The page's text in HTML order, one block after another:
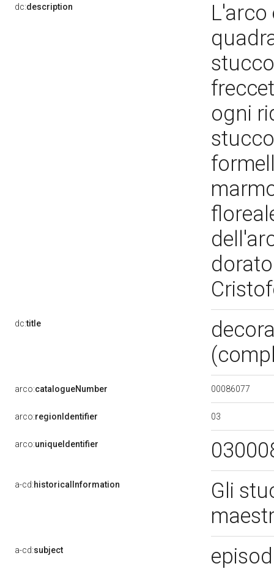
dc:description
L'arco
ogni
dc:title
arco:catalogueNumber 00086077
arco:regionIdentifier 03
arco:uniqueIdentifier
a-cd:historicalInformation
Gli
a-cd:subject